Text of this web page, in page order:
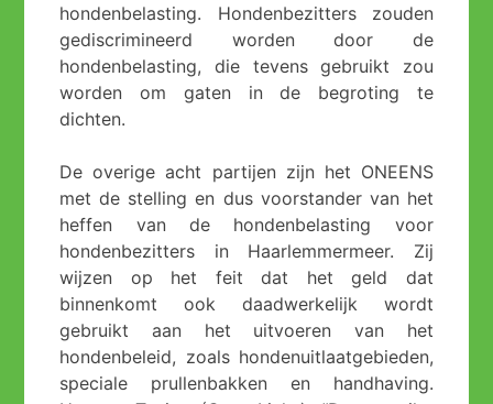
hondenbelasting. Hondenbezitters zouden
gediscrimineerd worden door de
hondenbelasting, die tevens gebruikt zou
worden om gaten in de begroting te
dichten.
De overige acht partijen zijn het ONEENS
met de stelling en dus voorstander van het
heffen van de hondenbelasting voor
hondenbezitters in Haarlemmermeer. Zij
wijzen op het feit dat het geld dat
binnenkomt ook daadwerkelijk wordt
gebruikt aan het uitvoeren van het
hondenbeleid, zoals hondenuitlaatgebieden,
speciale prullenbakken en handhaving.